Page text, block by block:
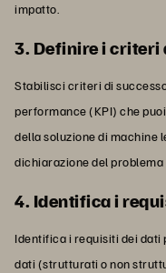
impatto.
3. Definire i criteri
Stabilisci criteri di
performance (KPI) che
della soluzione di machine
dichiarazione del
4. Identifica i
Identifica i requisiti dei dati
dati (strutturati o non